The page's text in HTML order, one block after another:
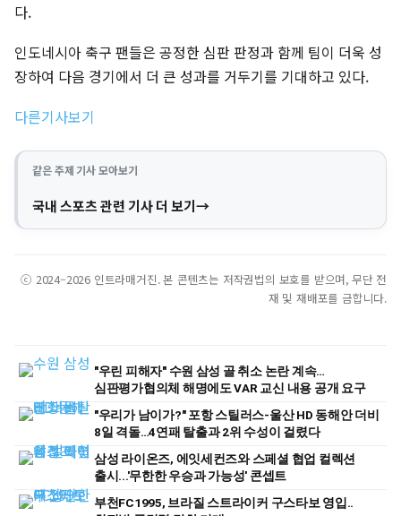
다.
인도네시아 축구 팬들은 공정한 심판 판정과 함께 팀이 더욱 성
장하여 다음 경기에서 더 큰 성과를 거두기를 기대하고 있다.
다른기사보기
같은 주제 기사 모아보기
국내 스포츠 관련 기사 더 보기
ⓒ 2024–2026 인트라매거진. 본 콘텐츠는 저작권법의 보호를 받으며, 무단 전
재 및 재배포를 금합니다.
"우린 피해자" 수원 삼성 골 취소 논란 계속…
심판평가협의체 해명에도 VAR 교신 내용 공개 요구
"우리가 남이가?" 포항 스틸러스-울산 HD 동해안 더비
8일 격돌…4연패 탈출과 2위 수성이 걸렸다
삼성 라이온즈, 에잇세컨즈와 스페셜 협업 컬렉션
출시...'무한한 우승과 가능성' 콘셉트
부천FC1995, 브라질 스트라이커 구스타보 영입..